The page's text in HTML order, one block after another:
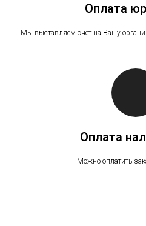
Оплата
Мы выставляем счет на Вашу
Оплата
Можно оплатить